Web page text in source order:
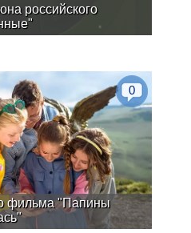
российского
фильма "Папины
0